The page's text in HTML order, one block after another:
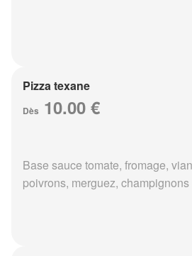
Pizza texane
Dès 10.00 €
Base sauce tomate, fromage,
poivrons, merguez, champignons